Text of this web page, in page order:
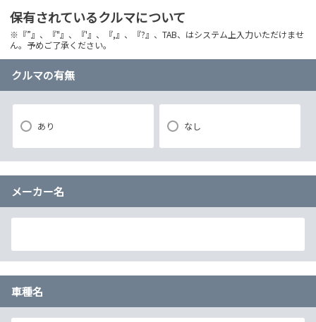
保有されているクルマについて
※『”』、『"』、『'』、『,』、『?』、TAB、はシステム上入力いただけませ
ん。予めご了承ください。
クルマの有無
あり なし
メーカー名
車種名